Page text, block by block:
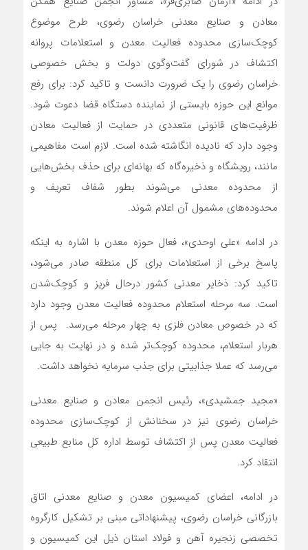
معادن و صنایع معدنی خراسان رضوی، طرح موضوع
کوچک‌سازی محدوده فعالیت معدن و استعلامات پروانه
اکتشاف در شورای گفت‌وگوی دولت و بخش خصوصی
خراسان رضوی را یک ضرورت دانست و تاکید کرد: برای رفع
موانع این حوزه بایستی از نماینده دستگاه قضا دعوت شود.
ظرفیت‌های قانونی متعددی در حمایت از فعالیت معادن
وجود دارد که نادیده انگاشته شده است. لازم است مفاهیمی
مانند، رویشگاه و ذخیره‌گاه که بهانه‌ای برای حذف بخش‌هایی
از محدوده معدنی می‌شوند بطور شفاف تعریف و
محدوده‌های مشمول آن اعلام شوند.
در ادامه «علی اوحدی»، فعال حوزه معدن با اشاره به اینکه
پاسخ برخی از استعلامات برای کل منطقه صادر می‌شود،
تاکید کرد: ذخایر معدنی کشور درحال فریز و کوچک‌شدن
است. سه مرحله استعلام محدوده فعالیت معدن وجود دارد
که در خصوص معادن فلزی به چهار مرحله می‌رسد. پس از
هربار استعلام، محدوده کوچک‌تر شده و در نهایت به جایی
می‌رسد که عملا جذابیتی برای جذب سرمایه نخواهد داشت.
«مجید جمشیدی»، رئیس انجمن معادن و صنایع معدنی
خراسان رضوی نیز در سخنانش از کوچک‌سازی محدوده
فعالیت معدن پس از اکتشاف توسط اداره کل منابع طبیعی
انتقاد کرد.
در ادامه، اعضای کمیسیون معدن و صنایع معدنی اتاق
بازرگانی خراسان رضوی، پیشنهاداتی مبنی بر تشکیل کارگروه
تخصصی زنجیره آهن و فولاد استان ذیل این کمیسیون و